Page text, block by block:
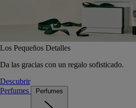
Los Pequeños Detalles
Da las gracias con un regalo sofisticado.
Descubrir
Perfumes
Perfumes